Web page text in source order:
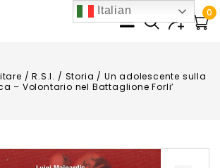
0
/R.S.I. / Storia / Un adolescente sulla
– Volontario nel Battaglione Forli’
Italian